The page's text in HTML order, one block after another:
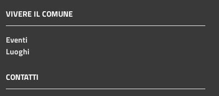
VIVERE IL COMUNE
Eventi
Luoghi
CONTATTI